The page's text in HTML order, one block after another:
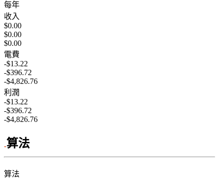
每年
收入
$0.00
$0.00
$0.00
電費
-$13.22
-$396.72
-$4,826.76
利潤
-$13.22
-$396.72
-$4,826.76
算法
算法